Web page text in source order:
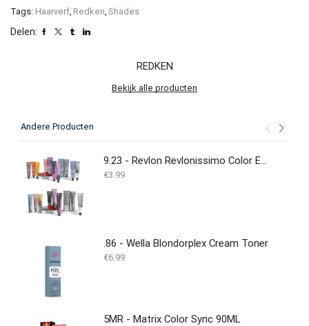
Tags: Haarverf Redken Shades
Delen:
REDKEN
Bekijk alle producten
Andere Producten
9.23 - Revlon Revlonissimo Color Excel Gloss 70 ml
€3.99
.86 - Wella Blondorplex Cream Toner
€6.99
5MR - Matrix Color Sync 90ML